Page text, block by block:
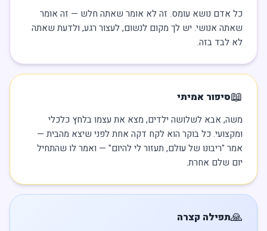
כל אדם נושא עומס. זה לא אומר שאתה חלש — זה אומר
שאתה אנושי. יש לך מקום לנשום, לעצור רגע, ולדעת שאתה
לא לבד בזה.
📖סיפור אמיתי
משה, אבא לשלושה ילדים, מצא את עצמו בלחץ כלכלי
ומקצועי. כל בוקר הוא לקח דקה אחת לפני שיצא מהבית —
אמר "ריבונו של עולם, תעזור לי להיום" — ואמר לו שהתחיל
יום שלם אחרת.
🙏תפילה קצרה